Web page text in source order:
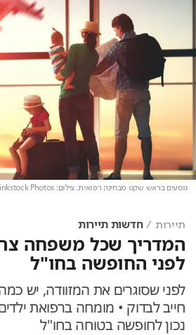
נוסעים בראש שקט מבחינה רפואית. צילום: Thinkstock Photos
תיירות חדשות תיירות
המדריך שכל משפחה
לפני החופשה בחו"ל
לפני שסוגרים את המזוודה, יש
חייב לבדוק • מומחה ברפואת
נכון לחופשה בטוחה בחו"ל